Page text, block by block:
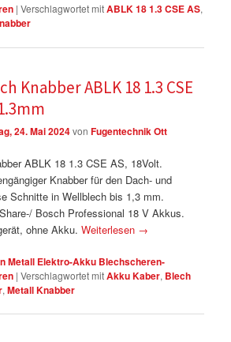
|Verschlagwortet mitABLK 18 1.3 CSE AS,
Knabber ABLK 18 1.3 CSE
24. Mai 2024vonFugentechnik Ott
ABLK 18 1.3 CSE AS, 18Volt.
Knabber für den Dach- und
Schnitte in Wellblech bis 1,3 mm.
Bosch Professional 18 V Akkus.
ohne Akku.Weiterlesen →
Metall Elektro-Akku Blechscheren-
|Verschlagwortet mitAkku Kaber, Blech
,Metall Knabber